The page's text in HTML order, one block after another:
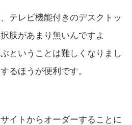
テレビ機能付きのデスクトッ
肢があまり無いんですよ
ということは難しくなりまし
るほうが便利です。
イトからオーダーすることに